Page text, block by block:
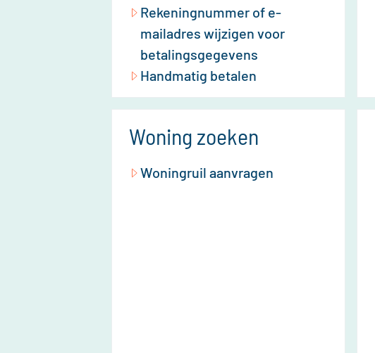
Rekeningnummer of e-
mailadres wijzigen voor
betalingsgegevens
Handmatig betalen
Woning zoeken
Woningruil aanvragen